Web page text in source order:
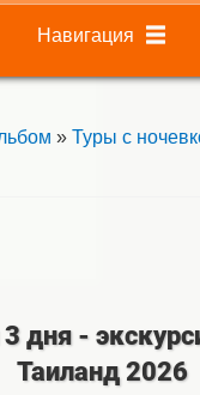
Навигация
» Туры с
дня -
Таиланд 2026